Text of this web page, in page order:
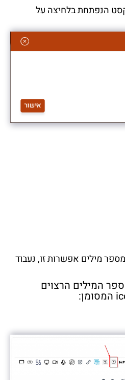
הנפתחת בלחיצה על
מילים אפשרות זו, נעבוד
המילים הרצוים